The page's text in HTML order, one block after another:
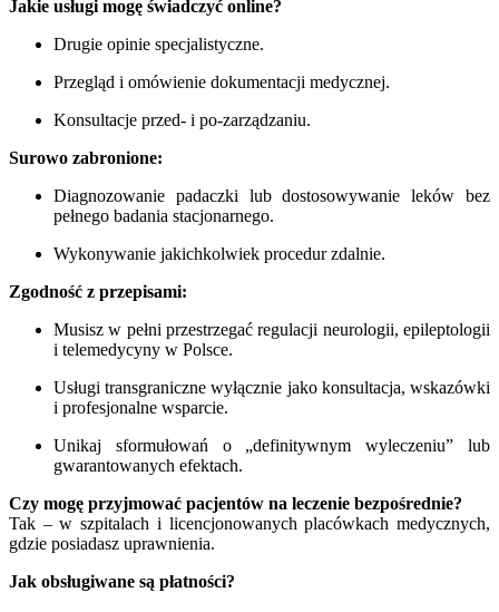
Jakie usługi mogę świadczyć online?
Drugie opinie specjalistyczne.
Przegląd i omówienie dokumentacji medycznej.
Konsultacje przed- i po-zarządzaniu.
Surowo zabronione:
Diagnozowanie padaczki lub dostosowywanie leków bez
pełnego badania stacjonarnego.
Wykonywanie jakichkolwiek procedur zdalnie.
Zgodność z przepisami:
Musisz w pełni przestrzegać regulacji neurologii, epileptologii
i telemedycyny w Polsce.
Usługi transgraniczne wyłącznie jako konsultacja, wskazówki
i profesjonalne wsparcie.
Unikaj sformułowań o „definitywnym wyleczeniu” lub
gwarantowanych efektach.
Czy mogę przyjmować pacjentów na leczenie bezpośrednie?
Tak – w szpitalach i licencjonowanych placówkach medycznych,
gdzie posiadasz uprawnienia.
Jak obsługiwane są płatności?